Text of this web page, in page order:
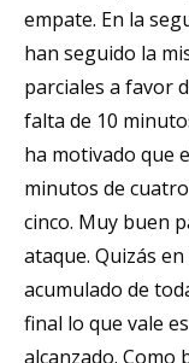
empate. En la
han seguido la
parciales a favor
falta de 10
ha motivado que
minutos de
cinco. Muy buen
ataque. Quizás
acumulado de
final lo que vale
alcanzado. Como